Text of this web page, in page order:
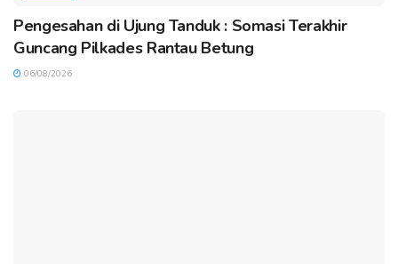
Pengesahan di Ujung Tanduk : Somasi Terakhir
Guncang Pilkades Rantau Betung
06/08/2026